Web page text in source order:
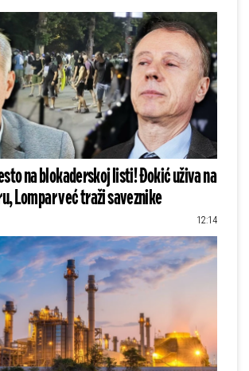
na blokaderskoj listi! Đokić uživa na
Lompar već traži saveznike
12:14